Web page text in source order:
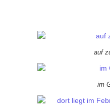
auf
im